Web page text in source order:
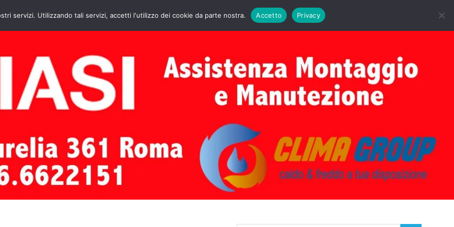
HOME CONTATTI ASSISTENZA CALDAIE BIASI PRIMA ACCENSIONE CALDAIE BIASI
servizi. Utilizzando tali servizi, accetti l'utilizzo dei cookie da parte nostra. Accetto Privacy